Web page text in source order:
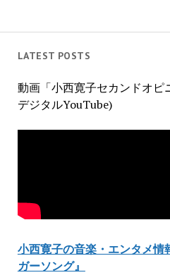
LATEST POSTS
動画「小西寛子セカンドオピ
デジタルYouTube)
小西寛子の音楽・エンタメ
ガーソング』